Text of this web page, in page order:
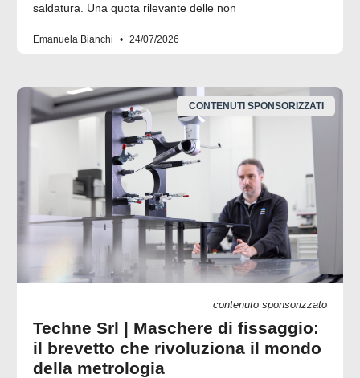
saldatura. Una quota rilevante delle non
Emanuela Bianchi 24/07/2026
CONTENUTI SPONSORIZZATI
contenuto sponsorizzato
Techne Srl | Maschere di fissaggio:
il brevetto che rivoluziona il mondo
della metrologia